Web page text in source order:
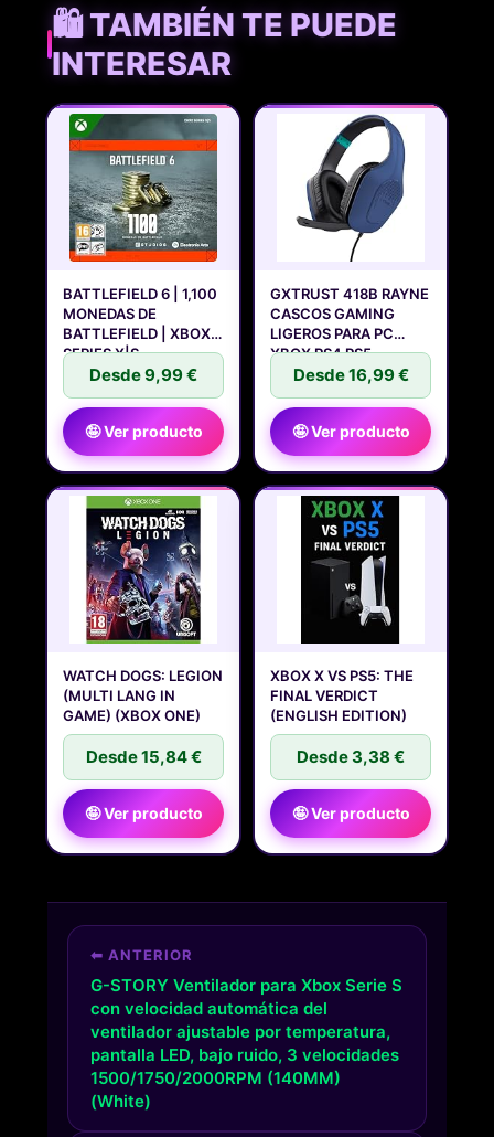
🛍️ TAMBIÉN TE PUEDE
INTERESAR
BATTLEFIELD 6 | 1,100
MONEDAS DE
BATTLEFIELD | XBOX
SERIES X|S -
Desde 9,99 €
🤪 Ver producto
GXTRUST 418B RAYNE
CASCOS GAMING
LIGEROS PARA PC
XBOX PS4 PS5
Desde 16,99 €
🤪 Ver producto
WATCH DOGS: LEGION
(MULTI LANG IN
GAME) (XBOX ONE)
Desde 15,84 €
🤪 Ver producto
XBOX X VS PS5: THE
FINAL VERDICT
(ENGLISH EDITION)
Desde 3,38 €
🤪 Ver producto
⬅ ANTERIOR
G-STORY Ventilador para Xbox Serie S
con velocidad automática del
ventilador ajustable por temperatura,
pantalla LED, bajo ruido, 3 velocidades
1500/1750/2000RPM (140MM)
(White)